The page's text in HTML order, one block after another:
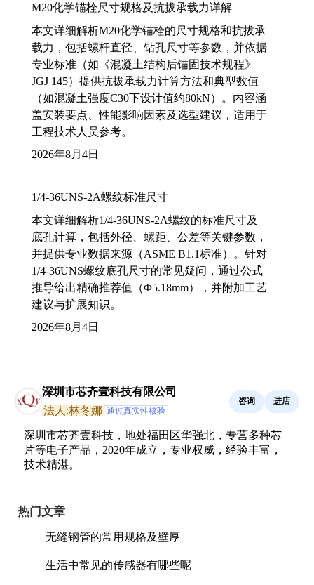
M20化学锚栓尺寸规格及抗拔承载力详解
本文详细解析M20化学锚栓的尺寸规格和抗拔承
载力，包括螺杆直径、钻孔尺寸等参数，并依据
专业标准（如《混凝土结构后锚固技术规程》
JGJ 145）提供抗拔承载力计算方法和典型数值
（如混凝土强度C30下设计值约80kN）。内容涵
盖安装要点、性能影响因素及选型建议，适用于
工程技术人员参考。
2026年8月4日
1/4-36UNS-2A螺纹标准尺寸
本文详细解析1/4-36UNS-2A螺纹的标准尺寸及
底孔计算，包括外径、螺距、公差等关键参数，
并提供专业数据来源（ASME B1.1标准）。针对
1/4-36UNS螺纹底孔尺寸的常见疑问，通过公式
推导给出精确推荐值（Φ5.18mm），并附加工艺
建议与扩展知识。
2026年8月4日
深圳市芯齐壹科技有限公司
法人:林冬娜 通过真实性核验
咨询 进店
深圳市芯齐壹科技，地处福田区华强北，专营多种芯
片等电子产品，2020年成立，专业权威，经验丰富，
技术精湛。
热门文章
无缝钢管的常用规格及壁厚
生活中常见的传感器有哪些呢